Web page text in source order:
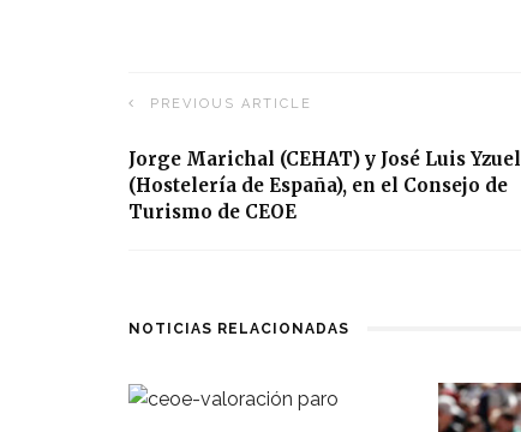
PREVIOUS ARTICLE
Jorge Marichal (CEHAT) y José Luis Yzuel
(Hostelería de España), en el Consejo de
Turismo de CEOE
NOTICIAS RELACIONADAS